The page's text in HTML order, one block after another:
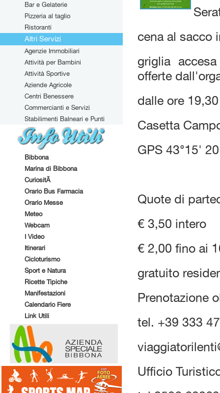
Bar e Gelaterie
Pizzeria al taglio
Ristoranti
Altri Servizi
Agenzie Immobiliari
Attività per Bambini
Attività Sportive
Aziende Agricole
Centri Benessere
Commercianti e Servizi
Stabilimenti Balneari e Punti
Attrezzati
Bibbona
Marina di Bibbona
CuriositÃ
Orario Bus Farmacia
Orario Messe
Meteo
Webcam
I Video
Itinerari
Cicloturismo
Sport e Natura
Ricette Tipiche
Manifestazioni
Calendario Fiere
Link Utili
cena al sacco
griglia
offerte
dalle ore
Casetta
GPS 43°15'
Quote di
€ 3,50 intero
€ 2,00 fino ai
gratuito
Prenotazione
tel. +39 333
Ufficio